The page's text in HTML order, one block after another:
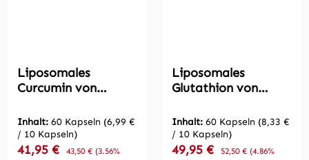
Liposomales
Curcumin von
Inhalt: 60 Kapseln (6,99 €
/ 10 Kapseln)
Verkaufspreis:
41,95 € Regulärer Preis:
43,50 € (3.56%
Liposomales
Glutathion von
Inhalt: 60 Kapseln (8,33 €
/ 10 Kapseln)
Verkaufspreis:
49,95 € Regulärer Preis:
52,50 € (4.86%